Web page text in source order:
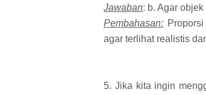
Jawaban: b. Agar
Pembahasan:
agar terlihat realistis
5. Jika kita ingin